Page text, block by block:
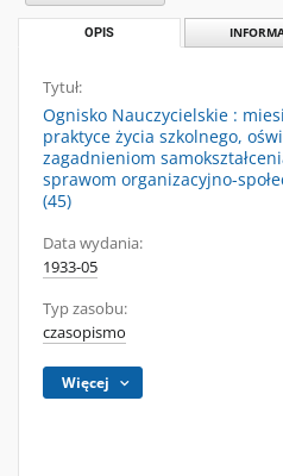
OPIS
Tytuł:
Ognisko Nauczycielskie :
praktyce życia szkolnego,
zagadnieniom
sprawom organizacyjno-
(45)
Data wydania:
1933-05
Typ zasobu:
czasopismo
Więcej